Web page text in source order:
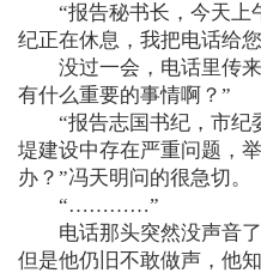
“报告秘书长，今天上
纪正在休息，我把电话给
没过一会，电话里传来
有什么重要的事情啊？”
“报告志国书纪，市纪
堤建设中存在严重问题，
办？”冯天明问的很急切。
“…………”
电话那头突然没声音了
但是他仍旧不敢做声，他